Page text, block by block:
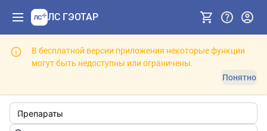
ЛС ГЭОТАР
В бесплатной версии приложения некоторые функции
могут быть недоступны или ограничены.
Понятно